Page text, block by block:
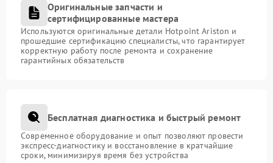
Оригинальные запчасти и
сертифицированные мастера
Используются оригинальные детали Hotpoint Ariston и
прошедшие сертификацию специалисты, что гарантирует
корректную работу после ремонта и сохранение
гарантийных обязательств
Бесплатная диагностика и быстрый ремонт
Современное оборудование и опыт позволяют провести
экспресс-диагностику и восстановление в кратчайшие
сроки, минимизируя время без устройства